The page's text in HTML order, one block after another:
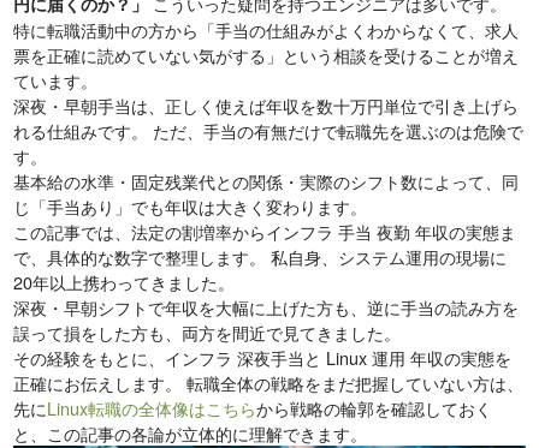
特に転職活動中の方から「手当の仕組みがよくわからなくて、求人
票を正確に読めていない気がする」という相談を受けることが増え
ています。
深夜・早朝手当は、正しく使えば年収を数十万円単位で引き上げら
れる仕組みです。 ただ、手当の有無だけで転職先を選ぶのは危険で
す。
基本給の水準・固定残業代との関係・実際のシフト数によって、同
じ「手当あり」でも年収は大きく変わります。
この記事では、法定の割増率からインフラ 手当 夜勤 年収の実態ま
で、具体的な数字で整理します。 私自身、システム運用の現場に
20年以上携わってきました。
深夜・早朝シフトで年収を大幅に上げた方も、逆に手当の読み方を
誤って損をした方も、両方を間近で見てきました。
その経験をもとに、インフラ 深夜手当と Linux 運用 年収の実態を
正確にお伝えします。 転職全体の戦略をまだ把握していない方は、
先にLinux転職の全体像はこちらから戦略の輪郭を確認しておく
と、この記事の各論が立体的に理解できます。